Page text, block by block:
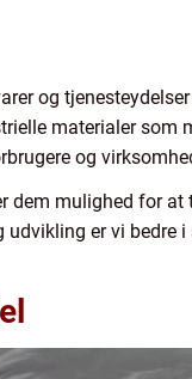
og
materialer
og
dem mulighed for
er vi bedre